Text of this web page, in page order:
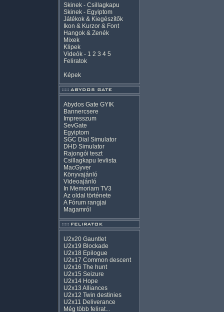
Skinek - Csillagkapu
Skinek - Egyiptom
Játékok & Kiegészítők
Ikon & Kurzor & Font
Hangok & Zenék
Mixek
Klipek
Videók - 1 2 3 4 5
Feliratok
Képek
Abydos Gate GYIK
Bannercsere
Impresszum
SevGate
Egyiptom
SGC Dial Simulator
DHD Simulator
Rajongói teszt
Csillagkapu levlista
MacGyver
Könyvajánló
Videoajánló
In Memoriam TV3
Az oldal története
A Fórum rangjai
Magamról
U2x20 Gauntlet
U2x19 Blockade
U2x18 Epilogue
U2x17 Common descent
U2x16 The hunt
U2x15 Seizure
U2x14 Hope
U2x13 Alliances
U2x12 Twin destinies
U2x11 Deliverance
Még több felirat...